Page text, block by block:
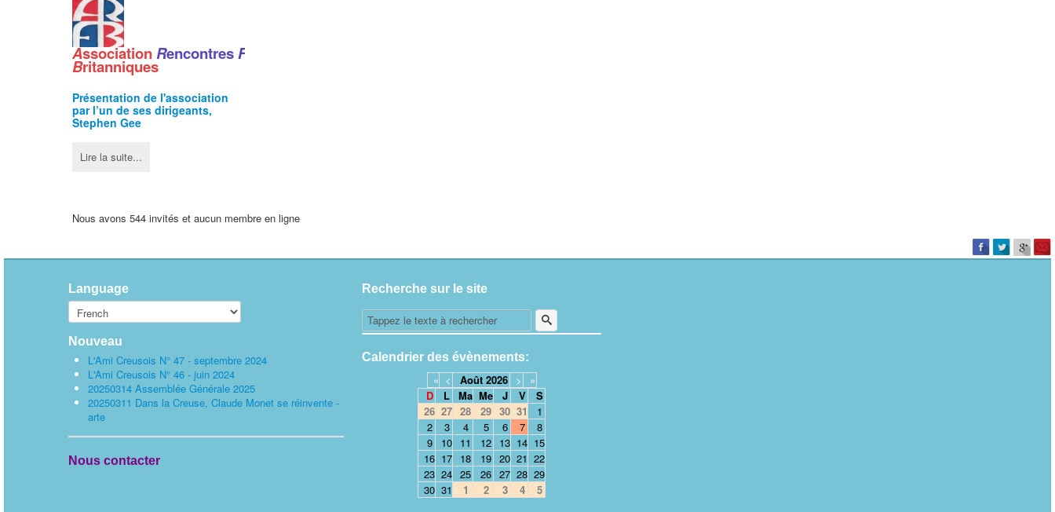
AssociationRencontresF
Britanniques
Présentation de l'association
par l’un de ses dirigeants,
Stephen Gee
Lire la suite...
Nous avons 544 invités et aucun membre en ligne
Language
Nouveau
L'Ami Creusois N° 47 - septembre 2024
L'Ami Creusois N° 46 - juin 2024
20250314 Assemblée Générale 2025
20250311 Dans la Creuse, Claude Monet se réinvente -
arte
Nous contacter
Recherche sur le site
Calendrier des évènements:
« < Août 2026 >
»
D
L Ma Me J V
S
26 27 28 29 30 31
1
2
3 4 5 6 7
8
9
10 11 12 13 14 15
16 17 18 19 20 21 22
23 24 25 26 27 28 29
30 31 1 2 3 4 5